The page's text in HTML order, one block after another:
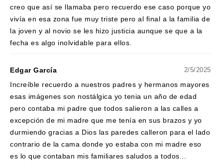
creo que así se llamaba pero recuerdo ese caso porque yo
vivía en esa zona fue muy triste pero al final a la familia de
la joven y al novio se les hizo justicia aunque se que a la
fecha es algo inolvidable para ellos.
Edgar García 2/5/2025
Increíble recuerdo a nuestros padres y hermanos mayores
esas imágenes son nostálgica yo tenia un año de edad
pero contaba mi padre que todos salieron a las calles a
excepción de mi madre que me tenía en sus brazos y yo
durmiendo gracias a Dios las paredes calleron para el lado
contrario de la cama donde yo estaba con mi madre eso
es lo que contaban mis familiares saludos a todos...